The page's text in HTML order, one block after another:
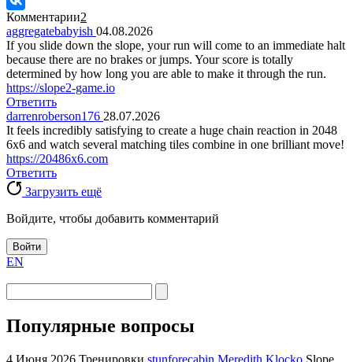
Комментарии2
aggregatebabyish 04.08.2026
If you slide down the slope, your run will come to an immediate halt
because there are no brakes or jumps. Your score is totally
determined by how long you are able to make it through the run.
https://slope2-game.io
Ответить
darrenroberson176 28.07.2026
It feels incredibly satisfying to create a huge chain reaction in 2048
6x6 and watch several matching tiles combine in one brilliant move!
https://20486x6.com
Ответить
Загрузить ещё
Войдите, чтобы добавить комментарий
Войти
EN
Популярные вопросы
4 Июня 2026 Тренировки stunforecabin Meredith Klocko Slope